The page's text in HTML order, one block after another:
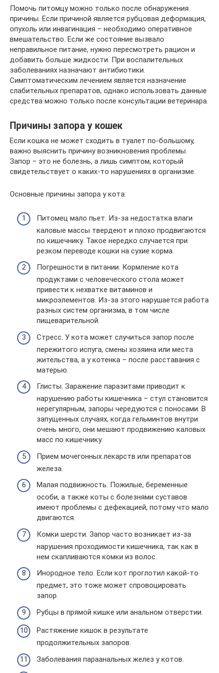
Помочь питомцу можно только после обнаружения
причины. Если причиной является рубцовая деформация,
опухоль или инвагинация – необходимо оперативное
вмешательство. Если же состояние вызвало
неправильное питание, нужно пересмотреть рацион и
добавить больше жидкости. При воспалительных
заболеваниях назначают антибиотики.
Симптоматическим лечением является назначение
слабительных препаратов, однако использовать данные
средства можно только после консультации ветеринара.
Причины запора у кошек
Если кошка не может сходить в туалет по-большому,
важно выяснить причину возникновения проблемы.
Запор – это не болезнь, а лишь симптом, который
свидетельствует о каких-то нарушениях в организме.
Основные причины запора у кота:
Питомец мало пьет. Из-за недостатка влаги
каловые массы твердеют и плохо продвигаются
по кишечнику. Такое нередко случается при
резком переводе кошки на сухие корма.
Погрешности в питании. Кормление кота
продуктами с человеческого стола может
привести к нехватке витаминов и
микроэлементов. Из-за этого нарушается работа
разных систем организма, в том числе
пищеварительной.
Стресс. У кота может случиться запор после
пережитого испуга, смены хозяина или места
жительства, а у котенка – после расставания с
матерью.
Глисты. Заражение паразитами приводит к
нарушению работы кишечника – стул становится
нерегулярным, запоры чередуются с поносами. В
запущенных случаях, когда гельминтов внутри
очень много, они мешают продвижению каловых
масс по кишечнику.
Прием мочегонных лекарств или препаратов
железа.
Малая подвижность. Пожилые, беременные
особи, а также коты с болезнями суставов
имеют проблемы с дефекацией, потому что мало
двигаются.
Комки шерсти. Запор часто возникает из-за
нарушения проходимости кишечника, так как в
нем скапливаются комки из волос.
Инородное тело. Если кот проглотил какой-то
предмет, это тоже может спровоцировать
запор.
Рубцы в прямой кишке или анальном отверстии.
Растяжение кишок в результате
продолжительных запоров.
Заболевания параанальных желез у котов.